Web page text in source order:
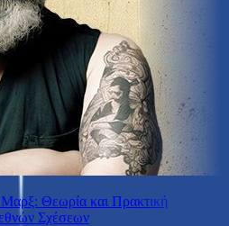
Θεωρία και Πρακτική
Σχέσεων